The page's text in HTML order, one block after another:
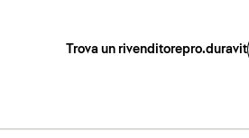
Trova un rivenditorepro.duravit